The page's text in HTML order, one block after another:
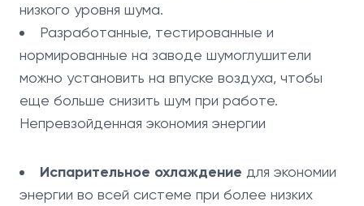
низкого уровня шума.
Разработанные, тестированные и
нормированные на заводе шумоглушители
можно установить на впуске воздуха, чтобы
еще больше снизить шум при работе.
Непревзойденная экономия энергии
Испарительное охлаждение для экономии
энергии во всей системе при более низких